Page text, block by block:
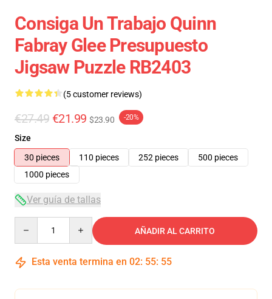
Consiga Un Trabajo Quinn
Fabray Glee Presupuesto
Jigsaw Puzzle RB2403
(5 customer reviews)
€27.49 €21.99 $23.90 -20%
Size
30 pieces
110 pieces 252 pieces
500 pieces
1000 pieces
Ver guía de tallas
AÑADIR AL CARRITO
Esta venta termina en 02: 55: 54